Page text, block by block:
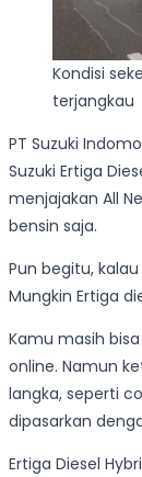
Kondisi
terjangkau
PT Suzuki
Suzuki Ertiga
menjajakan All
bensin saja.
Pun begitu,
Mungkin Ertiga
Kamu masih
online. Namun
langka, seperti
dipasarkan
Ertiga Diesel